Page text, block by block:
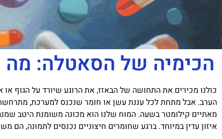
הכימיה של הסאטלה: מה
כולנו מכירים את התחושה של הבאזז, את הרוגע שיורד על
הערב. אבל מתחת לכל עננת עשן או חומר שנכנס למערכת,
מאתיים קילומטר בשעה. המוח שלנו הוא מכונה משומנת היטב
איזון עדין במיוחד. ברגע שחומרים חיצוניים נכנסים לתמונה,